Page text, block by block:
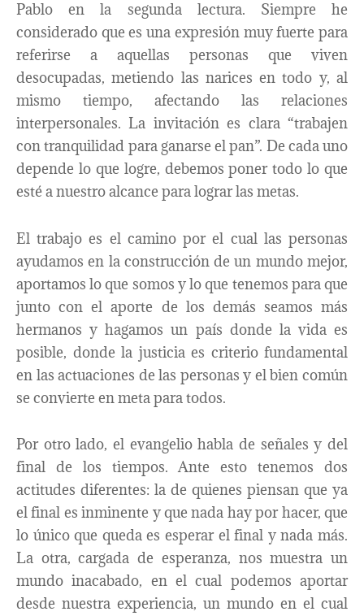
Pablo en la segunda lectura. Siempre he
considerado que es una expresión muy fuerte para
referirse a aquellas personas que viven
desocupadas, metiendo las narices en todo y, al
mismo tiempo, afectando las relaciones
interpersonales. La invitación es clara “trabajen
con tranquilidad para ganarse el pan”. De cada uno
depende lo que logre, debemos poner todo lo que
esté a nuestro alcance para lograr las metas.
El trabajo es el camino por el cual las personas
ayudamos en la construcción de un mundo mejor,
aportamos lo que somos y lo que tenemos para que
junto con el aporte de los demás seamos más
hermanos y hagamos un país donde la vida es
posible, donde la justicia es criterio fundamental
en las actuaciones de las personas y el bien común
se convierte en meta para todos.
Por otro lado, el evangelio habla de señales y del
final de los tiempos. Ante esto tenemos dos
actitudes diferentes: la de quienes piensan que ya
el final es inminente y que nada hay por hacer, que
lo único que queda es esperar el final y nada más.
La otra, cargada de esperanza, nos muestra un
mundo inacabado, en el cual podemos aportar
desde nuestra experiencia, un mundo en el cual